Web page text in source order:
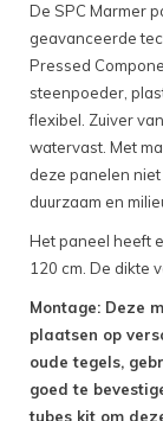
De SPC Marmer
geavanceerde
Pressed
steenpoeder,
flexibel. Zuiver
watervast. Met
deze panelen
duurzaam en
Het paneel heeft
120 cm. De dikte
Montage: Deze
plaatsen op
oude tegels,
goed te
tubes kit om